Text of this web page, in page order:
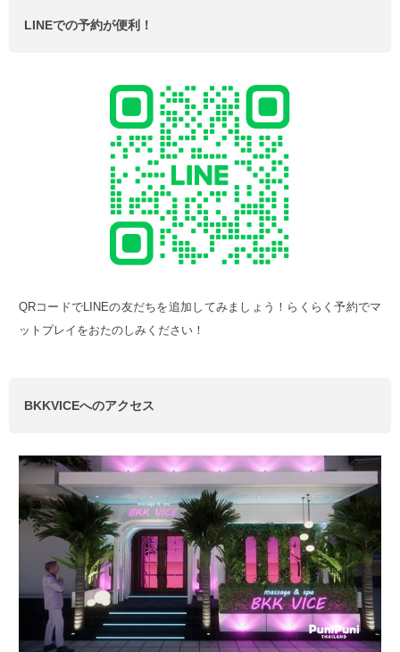
LINEでの予約が便利！
QRコードでLINEの友だちを追加してみましょう！らくらく予約でマ
ットプレイをおたのしみください！
BKKVICEへのアクセス